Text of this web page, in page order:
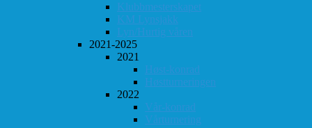
Klubbmesterskapet
KM Lynsjakk
Lyn/Hurtig våren
2021-2025
2021
Høst-konrad
Høstturneringen
2022
Vår-konrad
Vårturnering